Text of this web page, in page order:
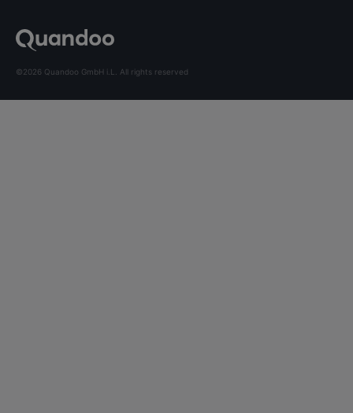
©2026 Quandoo GmbH i.L. All rights reserved